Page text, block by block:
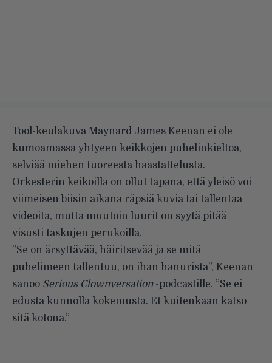
Tool-keulakuva Maynard James Keenan ei ole
kumoamassa yhtyeen keikkojen puhelinkieltoa,
selviää miehen tuoreesta haastattelusta.
Orkesterin keikoilla on ollut tapana, että yleisö voi
viimeisen biisin aikana räpsiä kuvia tai tallentaa
videoita, mutta muutoin luurit on syytä pitää
visusti taskujen perukoilla.
”Se on ärsyttävää, häiritsevää ja se mitä
puhelimeen tallentuu, on ihan hanurista”, Keenan
sanoo Serious Clownversation-podcastille. ”Se ei
edusta kunnolla kokemusta. Et kuitenkaan katso
sitä kotona.”